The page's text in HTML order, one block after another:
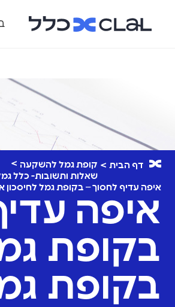
דף הבית
קופת גמל להשקעה
שאלות ותשובות- כלל
איפה עדיף לחסוך – בקופת גמל
איפה
בקופת
בקופת